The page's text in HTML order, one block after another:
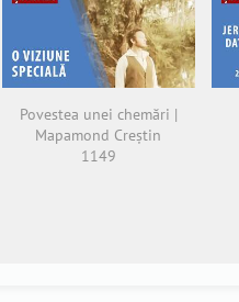
Povestea unei chemări |
Mapamond Creștin
1149